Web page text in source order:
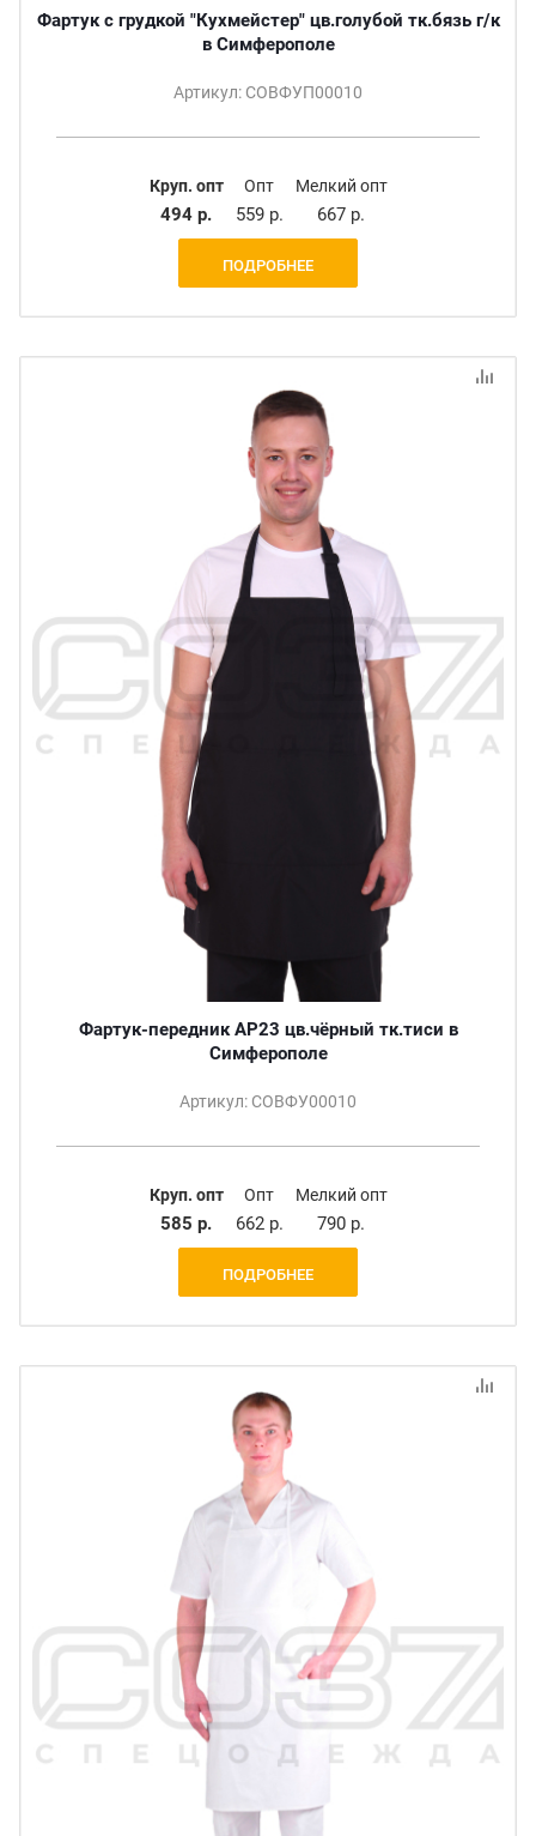
Фартук с грудкой "Кухмейстер" цв.голубой тк.бязь г/к
в Симферополе
Артикул: СОВФУП00010
Круп. опт
494 р.
Опт
559 р.
Мелкий опт
667 р.
ПОДРОБНЕЕ
Фартук-передник АР23 цв.чёрный тк.тиси в
Симферополе
Артикул: СОВФУ00010
Круп. опт
585 р.
Опт
662 р.
Мелкий опт
790 р.
ПОДРОБНЕЕ